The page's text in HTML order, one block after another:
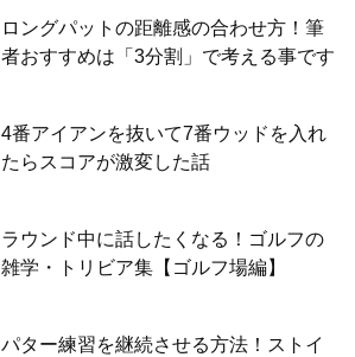
ロングパットの距離感の合わせ方！筆
者おすすめは「3分割」で考える事です
4番アイアンを抜いて7番ウッドを入れ
たらスコアが激変した話
ラウンド中に話したくなる！ゴルフの
雑学・トリビア集【ゴルフ場編】
パター練習を継続させる方法！ストイ